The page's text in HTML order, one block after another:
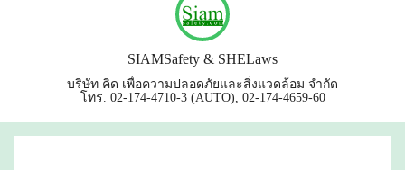
SIAMSafety & SHELaws
บริษัท คิด เพื่อความปลอดภัยและสิ่งแวดล้อม จำกัด
โทร. 02-174-4710-3 (AUTO), 02-174-4659-60